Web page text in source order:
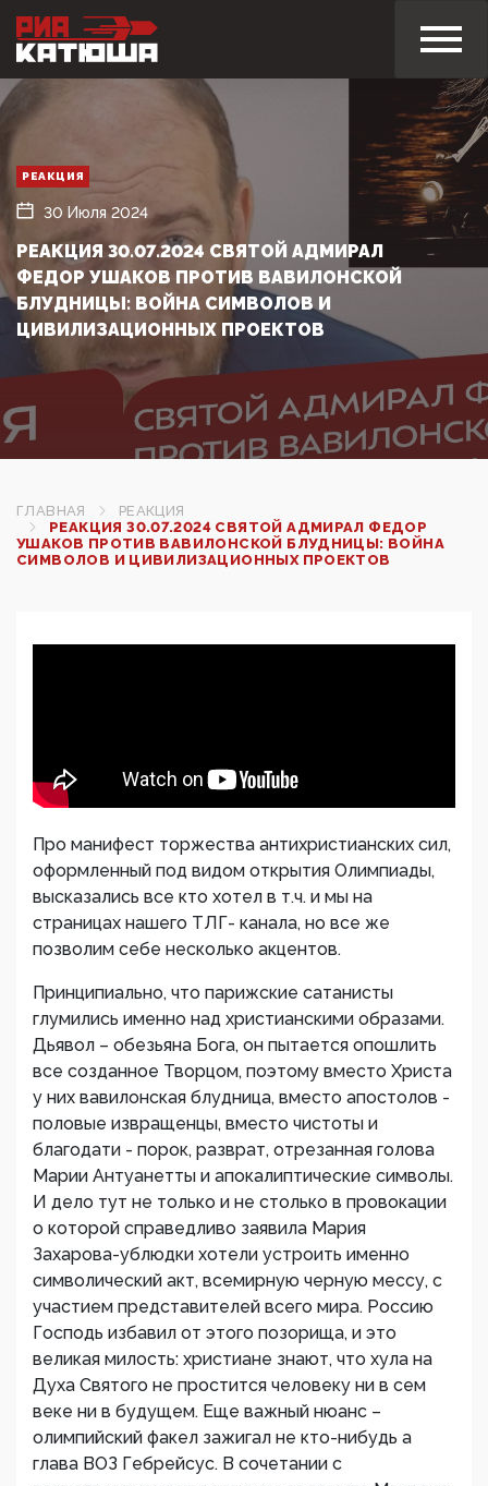
РЕАКЦИЯ
30 Июля 2024
РЕАКЦИЯ 30.07.2024 СВЯТОЙ АДМИРАЛ
ФЕДОР УШАКОВ ПРОТИВ ВАВИЛОНСКОЙ
БЛУДНИЦЫ: ВОЙНА СИМВОЛОВ И
ЦИВИЛИЗАЦИОННЫХ ПРОЕКТОВ
ГЛАВНАЯ
РЕАКЦИЯ
РЕАКЦИЯ 30.07.2024 СВЯТОЙ АДМИРАЛ ФЕДОР
УШАКОВ ПРОТИВ ВАВИЛОНСКОЙ БЛУДНИЦЫ: ВОЙНА
СИМВОЛОВ И ЦИВИЛИЗАЦИОННЫХ ПРОЕКТОВ
Про манифест торжества антихристианских сил,
оформленный под видом открытия Олимпиады,
высказались все кто хотел в т.ч. и мы на
страницах нашего ТЛГ- канала, но все же
позволим себе несколько акцентов.
Принципиально, что парижские сатанисты
глумились именно над христианскими образами.
Дьявол – обезьяна Бога, он пытается опошлить
все созданное Творцом, поэтому вместо Христа
у них вавилонская блудница, вместо апостолов -
половые извращенцы, вместо чистоты и
благодати - порок, разврат, отрезанная голова
Марии Антуанетты и апокалиптические символы.
И дело тут не только и не столько в провокации
о которой справедливо заявила Мария
Захарова-ублюдки хотели устроить именно
символический акт, всемирную черную мессу, с
участием представителей всего мира. Россию
Господь избавил от этого позорища, и это
великая милость: христиане знают, что хула на
Духа Святого не простится человеку ни в сем
веке ни в будущем. Еще важный нюанс –
олимпийский факел зажигал не кто-нибудь а
глава ВОЗ Гебрейсус. В сочетании с